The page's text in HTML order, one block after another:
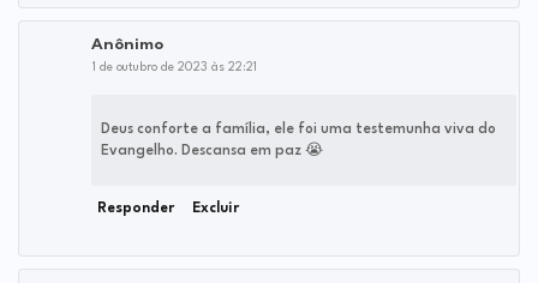
Anônimo
1 de outubro de 2023 às 22:21
Deus conforte a família, ele foi uma testemunha viva do
Evangelho. Descansa em paz 😭
Responder Excluir